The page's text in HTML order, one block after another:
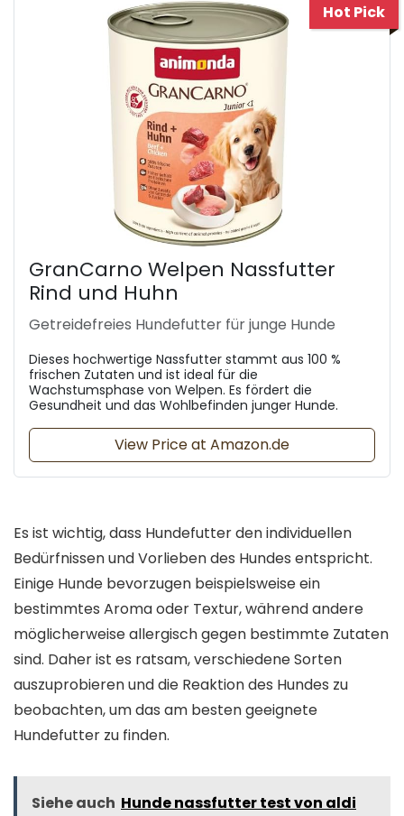
Hot Pick
GranCarno Welpen Nassfutter
Rind und Huhn
Getreidefreies Hundefutter für junge Hunde
Dieses hochwertige Nassfutter stammt aus 100 %
frischen Zutaten und ist ideal für die
Wachstumsphase von Welpen. Es fördert die
Gesundheit und das Wohlbefinden junger Hunde.
View Price at Amazon.de
Es ist wichtig, dass Hundefutter den individuellen
Bedürfnissen und Vorlieben des Hundes entspricht.
Einige Hunde bevorzugen beispielsweise ein
bestimmtes Aroma oder Textur, während andere
möglicherweise allergisch gegen bestimmte Zutaten
sind. Daher ist es ratsam, verschiedene Sorten
auszuprobieren und die Reaktion des Hundes zu
beobachten, um das am besten geeignete
Hundefutter zu finden.
Siehe auch Hunde nassfutter test von aldi